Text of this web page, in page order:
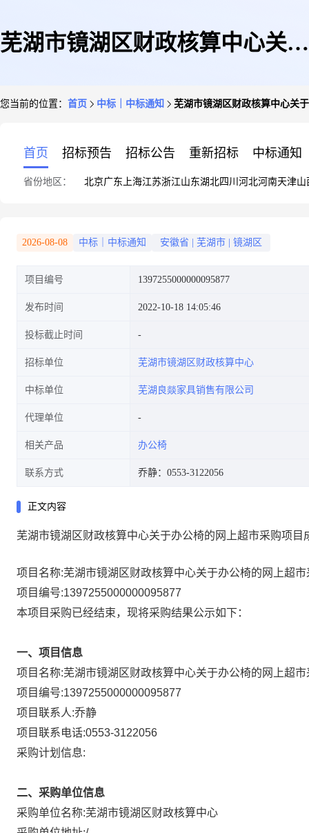
芜湖市镜湖区财政核算中心关于
您当前的位置： 首页 中标｜中标通知 芜湖市镜湖区财政核算中心关
首页 招标预告 招标公告 重新招标 中标通知
省份地区： 北京广东 上海江苏浙江山东湖北四川 河北河南天津山
2026-08-08 中标｜中标通知 安徽省 芜湖市 镜湖区
项目编号 1397255000000095877
发布时间 2022-10-18 14:05:46
投标截止时间
招标单位 芜湖市镜湖区财政核算中心
中标单位 芜湖良燚家具销售有限公司
代理单位
相关产品 办公椅
联系方式 乔静：0553-3122056
正文内容
芜湖市镜湖区财政核算中心关于办公椅的网上超市采购项目
项目名称:芜湖市镜湖区财政核算中心关于办公椅的网上超
项目编号:1397255000000095877
本项目采购已经结束，现将采购结果公示如下：
一、项目信息
项目名称:芜湖市镜湖区财政核算中心关于办公椅的网上超
项目编号:1397255000000095877
项目联系人:乔静
项目联系电话:0553-3122056
采购计划信息:
二、采购单位信息
采购单位名称:芜湖市镜湖区财政核算中心